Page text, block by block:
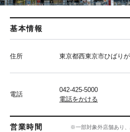
基本情報
住所 東京都西東京市ひばりが
電話
042-425-5000
電話をかける
営業時間 ※一部対象外店舗あり、